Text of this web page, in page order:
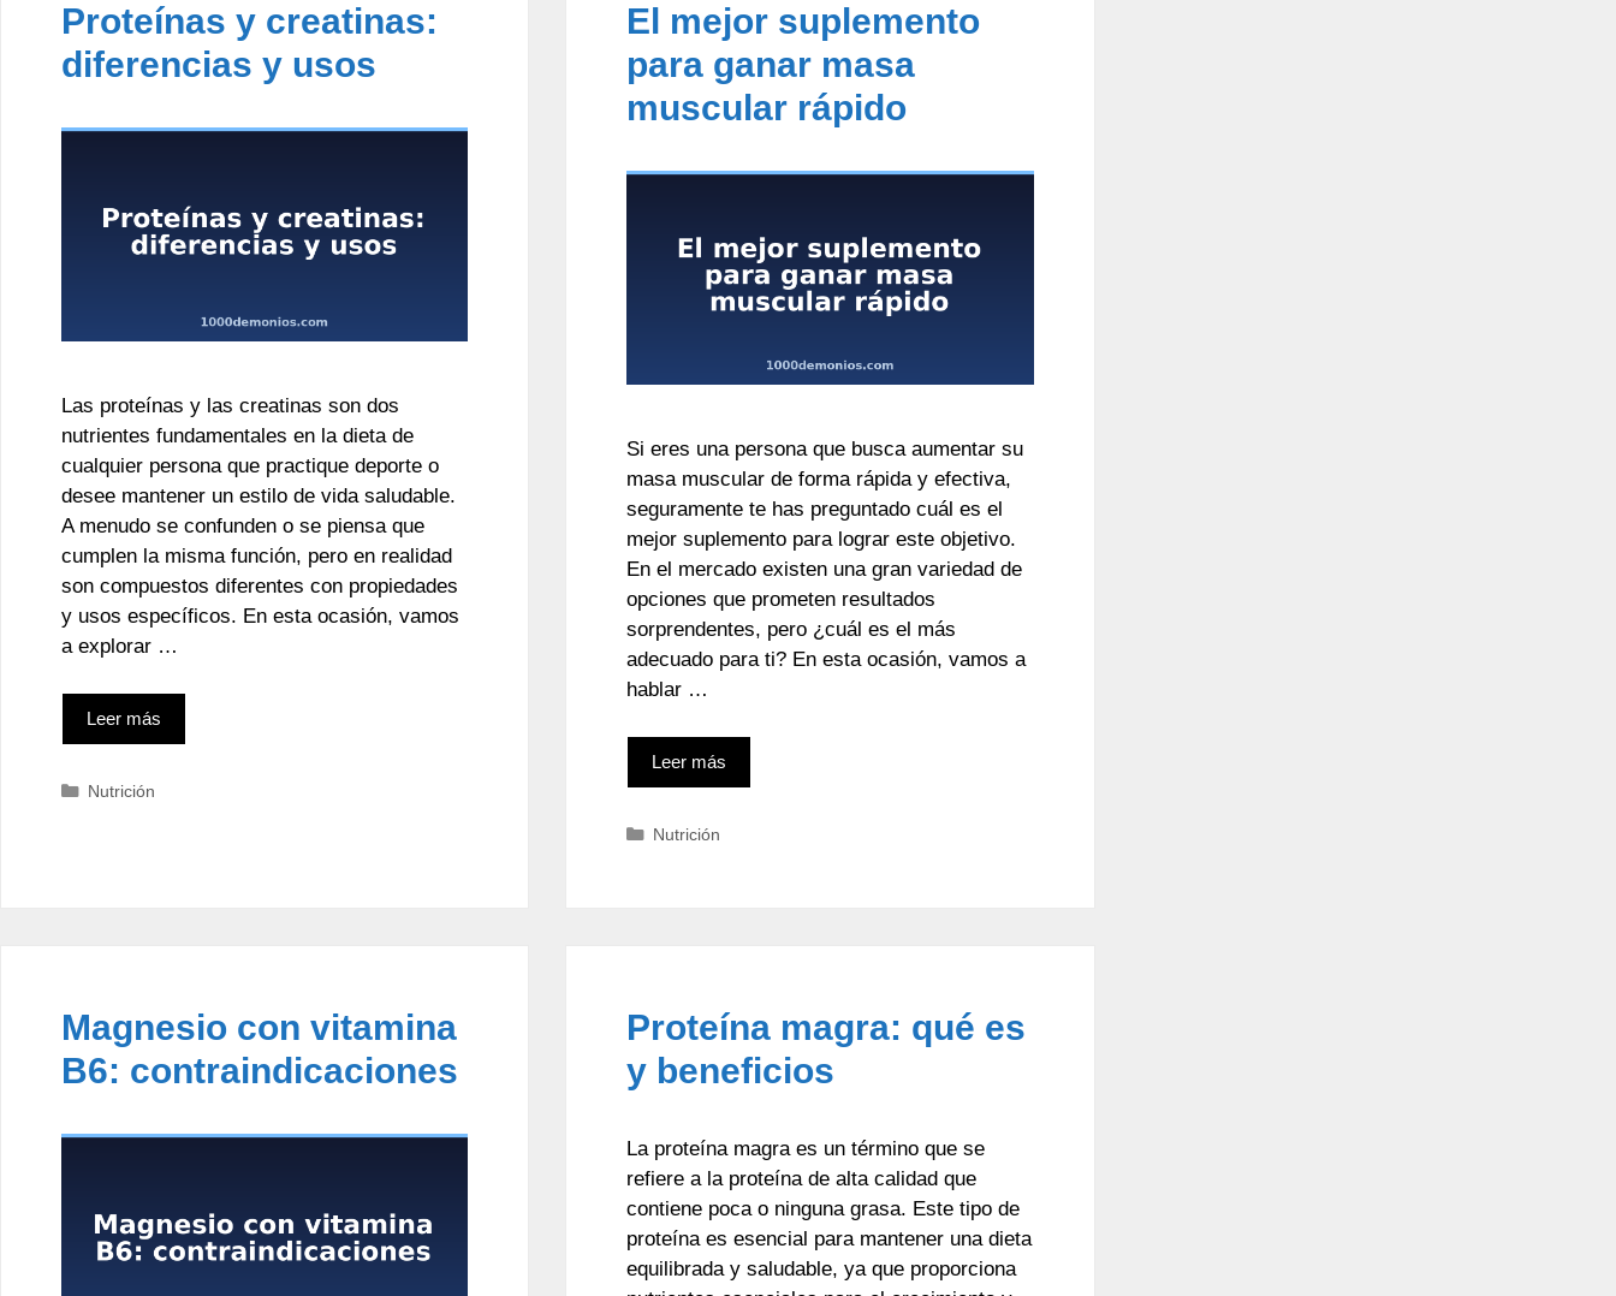
Proteínas y creatinas:
diferencias y usos
Las proteínas y las creatinas son dos
nutrientes fundamentales en la dieta de
cualquier persona que practique deporte o
desee mantener un estilo de vida saludable.
A menudo se confunden o se piensa que
cumplen la misma función, pero en realidad
son compuestos diferentes con propiedades
y usos específicos. En esta ocasión, vamos
a explorar …
Leer más
Categorías
Nutrición
El mejor suplemento
para ganar masa
muscular rápido
Si eres una persona que busca aumentar su
masa muscular de forma rápida y efectiva,
seguramente te has preguntado cuál es el
mejor suplemento para lograr este objetivo.
En el mercado existen una gran variedad de
opciones que prometen resultados
sorprendentes, pero ¿cuál es el más
adecuado para ti? En esta ocasión, vamos a
hablar …
Leer más
Categorías
Nutrición
Magnesio con vitamina
B6: contraindicaciones
Proteína magra: qué es
y beneficios
La proteína magra es un término que se
refiere a la proteína de alta calidad que
contiene poca o ninguna grasa. Este tipo de
proteína es esencial para mantener una dieta
equilibrada y saludable, ya que proporciona